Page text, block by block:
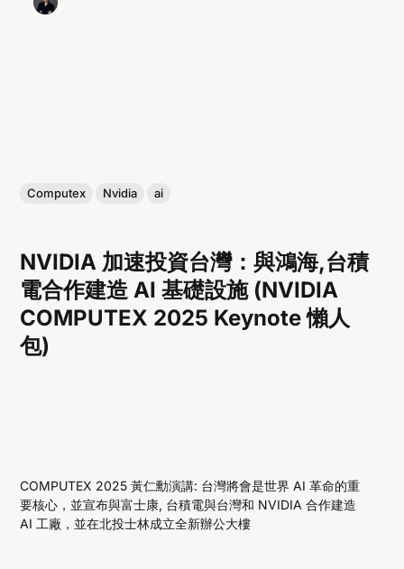
Computex Nvidia ai
NVIDIA 加速投資台灣：與鴻海,台積
電合作建造 AI 基礎設施 (NVIDIA
COMPUTEX 2025 Keynote 懶人
包)
COMPUTEX 2025 黃仁勳演講: 台灣將會是世界 AI 革命的重
要核心，並宣布與富士康, 台積電與台灣和 NVIDIA 合作建造
AI 工廠，並在北投士林成立全新辦公大樓